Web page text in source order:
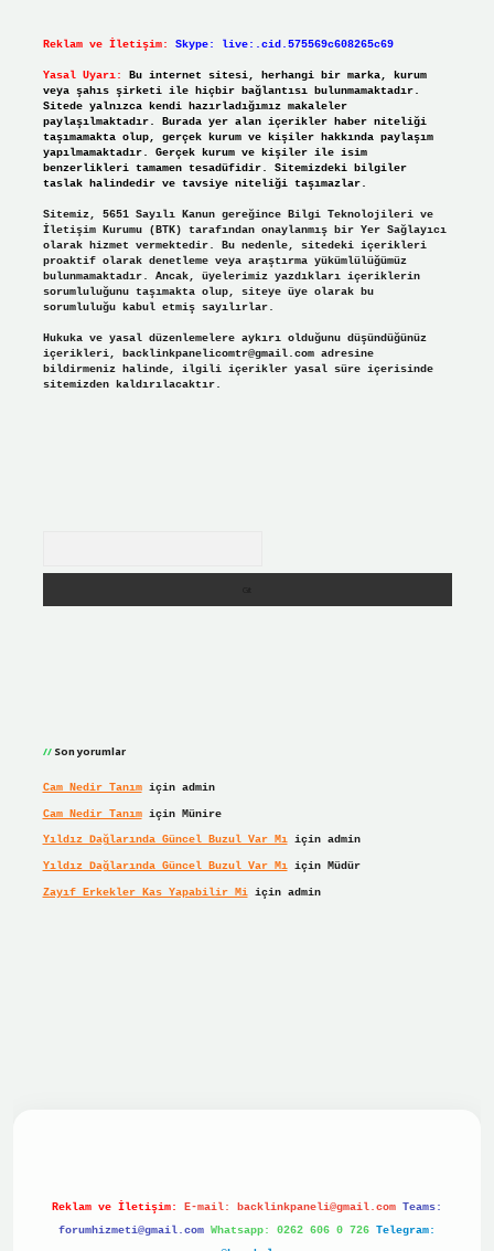
Reklam ve İletişim: Skype: live:.cid.575569c608265c69
Yasal Uyarı:
Bu internet sitesi, herhangi bir marka, kurum
veya şahıs şirketi ile hiçbir bağlantısı bulunmamaktadır.
Sitede yalnızca kendi hazırladığımız makaleler
paylaşılmaktadır. Burada yer alan içerikler haber niteliği
taşımamakta olup, gerçek kurum ve kişiler hakkında paylaşım
yapılmamaktadır. Gerçek kurum ve kişiler ile isim
benzerlikleri tamamen tesadüfidir. Sitemizdeki bilgiler
taslak halindedir ve tavsiye niteliği taşımazlar.
Sitemiz, 5651 Sayılı Kanun gereğince Bilgi Teknolojileri ve
İletişim Kurumu (BTK) tarafından onaylanmış bir Yer Sağlayıcı
olarak hizmet vermektedir. Bu nedenle, sitedeki içerikleri
proaktif olarak denetleme veya araştırma yükümlülüğümüz
bulunmamaktadır. Ancak, üyelerimiz yazdıkları içeriklerin
sorumluluğunu taşımakta olup, siteye üye olarak bu
sorumluluğu kabul etmiş sayılırlar.
Hukuka ve yasal düzenlemelere aykırı olduğunu düşündüğünüz
içerikleri, backlinkpanelicomtr@gmail.comadresine
bildirmeniz halinde, ilgili içerikler yasal süre içerisinde
sitemizden kaldırılacaktır.
Son yorumlar
Cam Nedir Tanımiçin admin
Cam Nedir Tanımiçin Münire
Yıldız Dağlarında Güncel Buzul Var Mıiçin admin
Yıldız Dağlarında Güncel Buzul Var Mıiçin Müdür
Zayıf Erkekler Kas Yapabilir Miiçin admin
Reklam ve İletişim: E-mail: backlinkpaneli@gmail.com Teams:
forumhizmeti@gmail.com Whatsapp: 0262 606 0 726 Telegram: